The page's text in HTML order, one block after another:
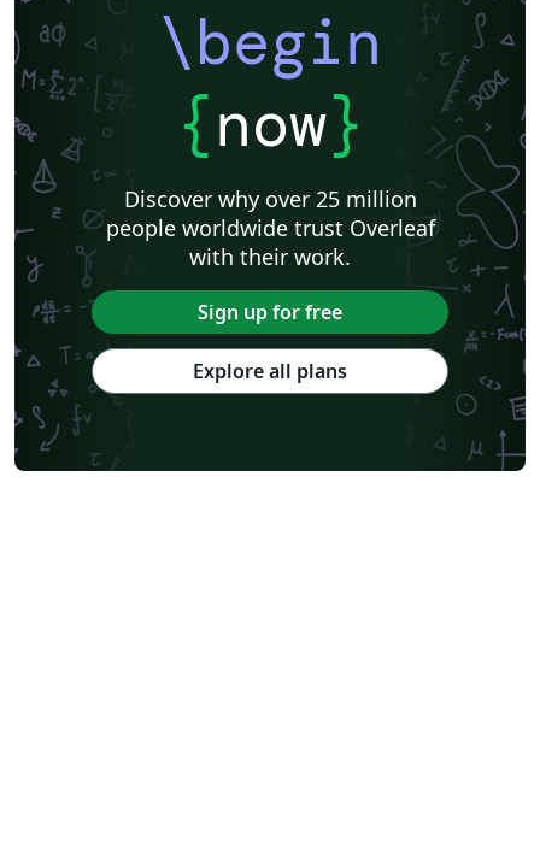
\begin
{now}
Discover why over 25 million
people worldwide trust Overleaf
with their work.
Sign up for free
Explore all plans